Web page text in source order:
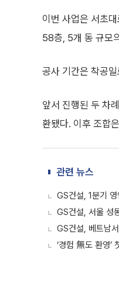
이번 사업은 서초
58층, 5개 동 규모
공사 기간은 착공
앞서 진행된 두 차
환됐다. 이후 조합
관련 뉴스
GS건설, 1분기
GS건설, 서울 성
GS건설, 베트남
‘경험 無도 환영’